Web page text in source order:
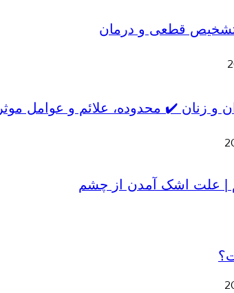
تشخیص قطعی و درمان
و زنان ✔️ محدوده، علائم و عوامل موثر
| علت اشک آمدن از چشم